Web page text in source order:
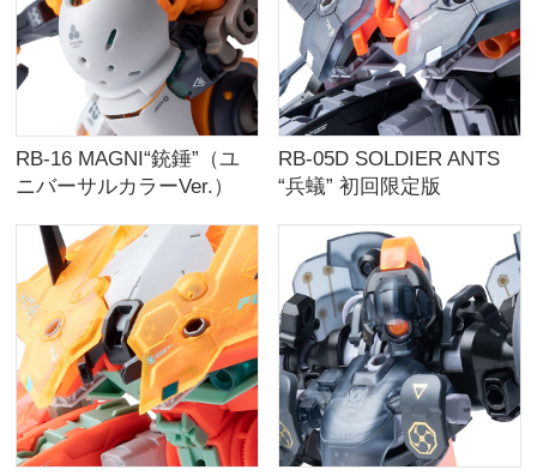
RB-16 MAGNI“銃錘”（ユ
ニバーサルカラーVer.）
RB-05D SOLDIER ANTS
“兵蟻” 初回限定版